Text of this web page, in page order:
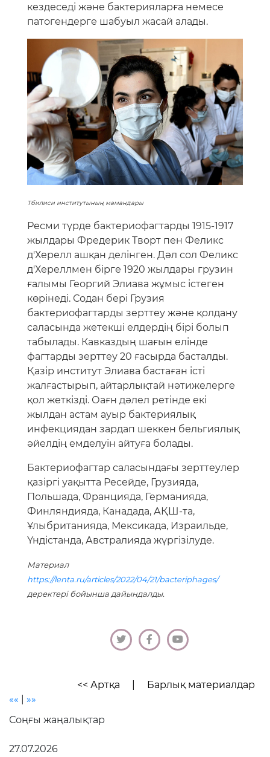
кездеседі және бактерияларға немесе
патогендерге шабуыл жасай алады.
Тбилиси институтының мамандары
Ресми түрде бактериофагтарды 1915-1917
жылдары Фредерик Творт пен Феликс
д'Херелл ашқан делінген. Дәл сол Феликс
д'Хереллмен бірге 1920 жылдары грузин
ғалымы Георгий Элиава жұмыс істеген
көрінеді. Содан бері Грузия
бактериофагтарды зерттеу және қолдану
саласында жетекші елдердің бірі болып
табылады. Кавказдың шағын елінде
фагтарды зерттеу 20 ғасырда басталды.
Қазір институт Элиава бастаған істі
жалғастырып, айтарлықтай нәтижелерге
қол жеткізді. Оағн дәлел ретінде екі
жылдан астам ауыр бактериялық
инфекциядан зардап шеккен бельгиялық
әйелдің емделуін айтуға болады.
Бактериофагтар саласындағы зерттеулер
қазіргі уақытта Ресейде, Грузияда,
Польшада, Францияда, Германияда,
Финляндияда, Канадада, АҚШ-та,
Ұлыбританияда, Мексикада, Израильде,
Үндістанда, Австралияда жүргізілуде.
Материал
https://lenta.ru/articles/2022/04/21/bacteriphages/
деректері бойынша дайындалды.
<< Артқа
Барлық материалдар
««
»»
Соңғы жаңалықтар
27.07.2026